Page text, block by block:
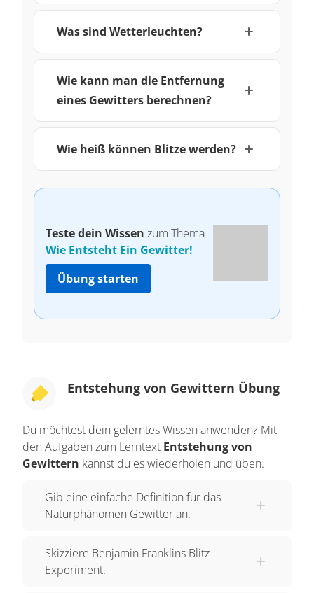
Was sind Wetterleuchten?
Wie kann man die Entfernung
eines Gewitters berechnen?
Wie heiß können Blitze werden?
Teste dein Wissen zum Thema
Wie Entsteht Ein Gewitter!
Übung starten
Entstehung von Gewittern Übung
Du möchtest dein gelerntes Wissen anwenden? Mit
den Aufgaben zum Lerntext Entstehung von
Gewittern kannst du es wiederholen und üben.
Gib eine einfache Definition für das
Naturphänomen Gewitter an.
Skizziere Benjamin Franklins Blitz-
Experiment.